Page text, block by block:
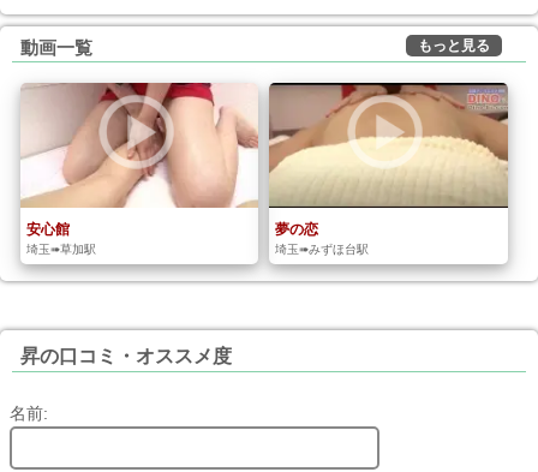
動画一覧 もっと見る
安心館
埼玉➠草加駅
夢の恋
埼玉➠みずほ台駅
昇の口コミ・オススメ度
名前: